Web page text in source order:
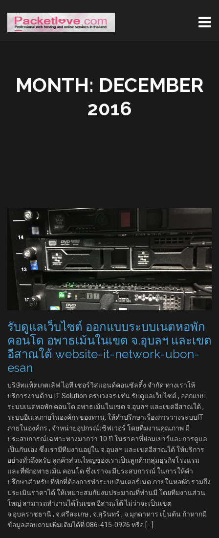
MONTH: DECEMBER
2016
รับดูแลเว็บไซต์ ออกแบบระบบเนตหอพัก
คอนโด อพาธเม้นในเขต จ.อุบลฯ และเขต
อีสาณใต้ website-it-network-ubon-
esan
บริษัทแพ็ตเกตเลิฟ ไอที เซอร์วิสแอนด์คอนซัลติ้ง จำกัด ทางเราให้
บริการงานด้าน IT Solution ครบวงจร เช่น รับดูแลเว็บไซต์ , ออกแบบ
ระบบเนตหอพัก คอนโด อพาธเม้นในเขต จ.อุบลฯ และเขตอีสาณใต้ ,
ระบบอีเมลภายในองค์กรของท่าน, ให้คำปรึกษาเรื่องการวางระบบIT
ภายในองค์กร , จำหน่ายอุปกรณ์เซิฟเวอร์ โดยทีมงานคุณภาพ มี
ประสบการณ์เฉพาะทางมากว่า 10 ปี ในราคาที่ย่อมเยาว์และการดูแล
เป็นกันเอง ซึ่งเรามีทีมงานอยู่ใน จ.อุบลฯ และเขตอีสาณใต้ ให้บริการ
อย่างทั่วถึงครับ ลูกค้าส่วนใหญ่ของเราเป็นลูกค้ากลุ่มธุรกิจโรงแรม
และที่พักอพาธเม้น คอนโด ซึ่งเราจะมีประสบการณ์ ในการให้คำ
ปรึกษาสำหรับ ที่พักที่ต้องการทำระบบอินเตอร์เนต ภายในหอพัก รวมถึง
ประเมินราคาได้ ให้เหมาะสมกับงบประมาณที่ท่านมี โดยทีมงานส่วน
ใหญ่ สามารถทำงานได้ในเขต อีสาณใต้ ไม่ว่าจะเป็นเขต
จ.อุบลราชธานี , จ.ศรีสะเกษ , จ.สุรินทร์ , จ.มุกดาหาร เป็นต้น ถ้าหากมี
ข้อมูลสอบถามเพิ่มเติมได้ที่ 086-415-0926 หรือ […]